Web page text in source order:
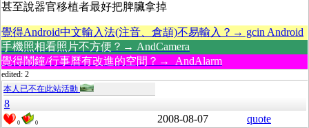
甚至說器官移植者最好把脾臟拿掉
覺得Android中文輸入法(注音、倉頡)不易輸入？→ gcin Android
手機照相看照片不方便？→ AndCamera
覺得鬧鐘/行事曆有改進的空間？→ AndAlarm
edited: 2
本人已不在此站活動
8
0 0 2008-08-07 quote